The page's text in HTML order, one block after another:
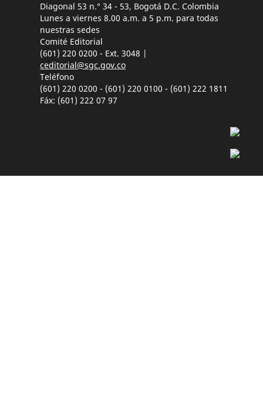
Diagonal 53 n.° 34 - 53, Bogotá D.C. Colombia
Lunes a viernes 8.00 a.m. a 5 p.m. para todas
nuestras sedes
Comité Editorial
(601) 220 0200 - Ext. 3048 |
ceditorial@sgc.gov.co
Teléfono
(601) 220 0200 - (601) 220 0100 - (601) 222 1811
Fáx: (601) 222 07 97